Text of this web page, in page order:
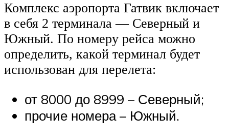
Комплекс аэропорта Гатвик включает
в себя 2 терминала — Северный и
Южный. По номеру рейса можно
определить, какой терминал будет
использован для перелета:
от 8000 до 8999 – Северный;
прочие номера – Южный.